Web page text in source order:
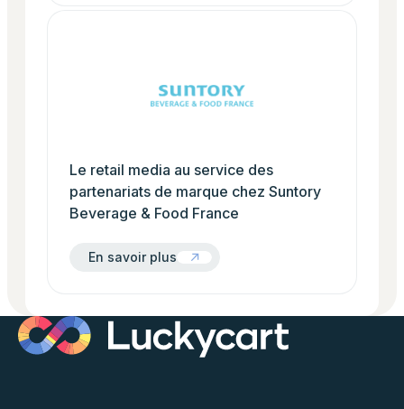
Le retail media au service des
partenariats de marque chez Suntory
Beverage & Food France
En savoir plus
En savoir plus